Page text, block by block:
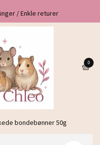
/ Enkle returer
0
bondebønner 50g